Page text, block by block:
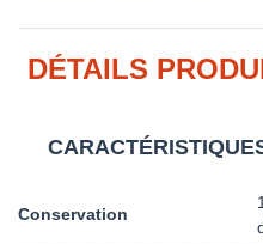
DÉTAILS
Conservation